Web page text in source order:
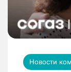
Новости